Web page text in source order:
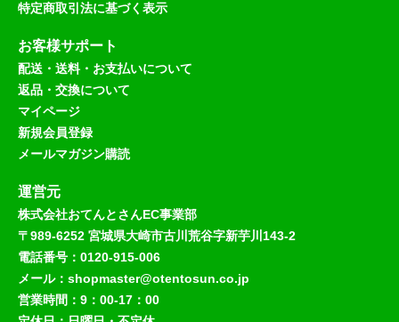
特定商取引法に基づく表示
お客様サポート
配送・送料・お支払いについて
返品・交換について
マイページ
新規会員登録
メールマガジン購読
運営元
株式会社おてんとさんEC事業部
〒989-6252 宮城県大崎市古川荒谷字新芋川143-2
電話番号：0120-915-006
メール：shopmaster@otentosun.co.jp
営業時間：9：00-17：00